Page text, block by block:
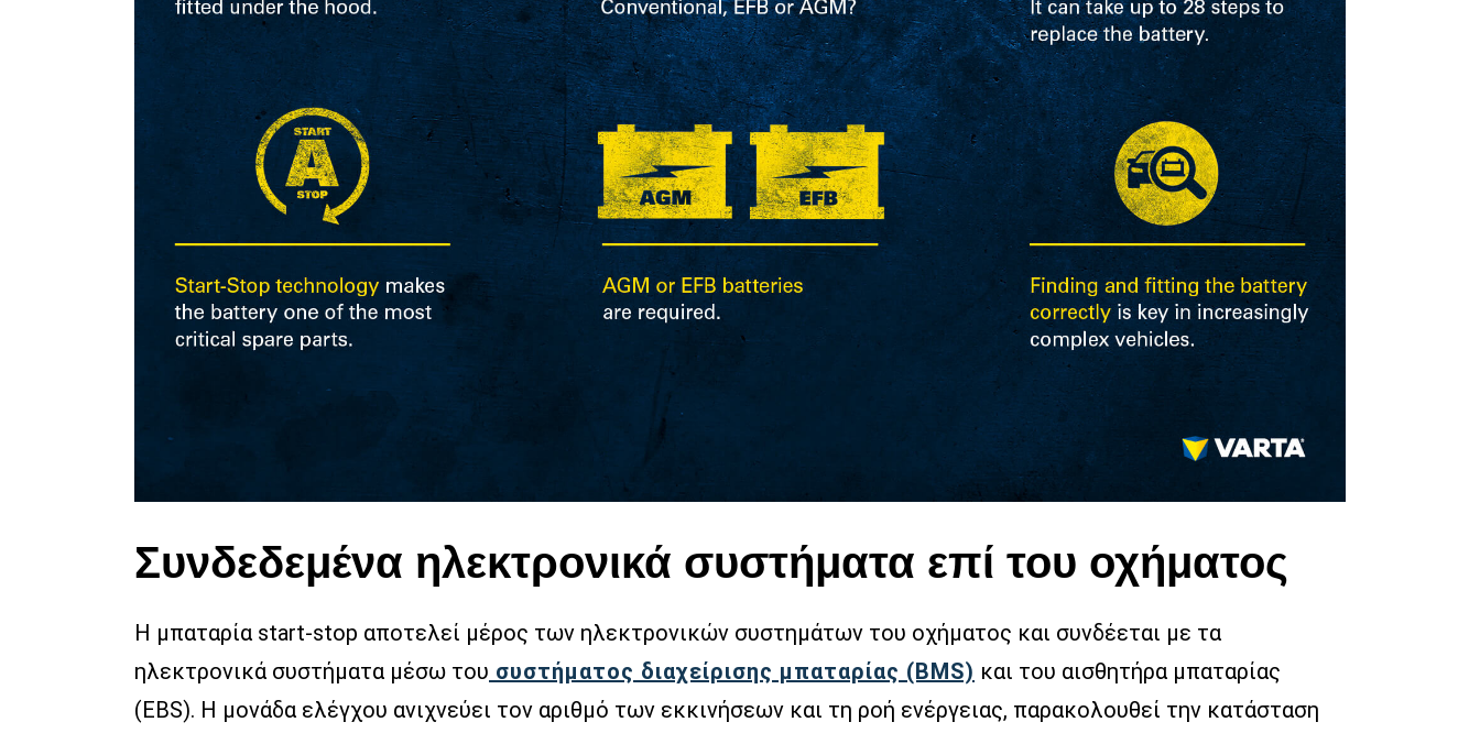
Συνδεδεμένα ηλεκτρονικά συστήματα επί του οχήματος
Η μπαταρία start-stop αποτελεί μέρος των ηλεκτρονικών συστημάτων του οχήματος και συνδέεται με τα
ηλεκτρονικά συστήματα μέσω του συστήματος διαχείρισης μπαταρίας (BMS) και του αισθητήρα μπαταρίας
(EBS). Η μονάδα ελέγχου ανιχνεύει τον αριθμό των εκκινήσεων και τη ροή ενέργειας, παρακολουθεί την κατάσταση